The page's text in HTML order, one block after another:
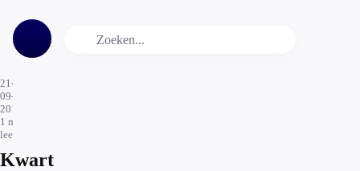
21-
09-
2015
1 min.
leestijd
Kwart